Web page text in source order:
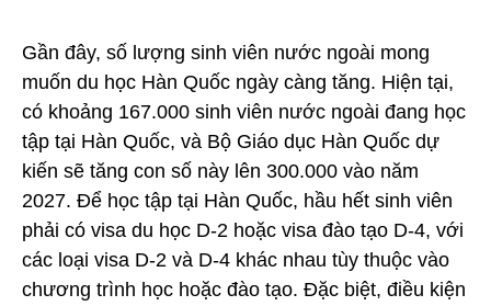
Gần đây, số lượng sinh viên nước ngoài mong
muốn du học Hàn Quốc ngày càng tăng. Hiện tại,
có khoảng 167.000 sinh viên nước ngoài đang học
tập tại Hàn Quốc, và Bộ Giáo dục Hàn Quốc dự
kiến sẽ tăng con số này lên 300.000 vào năm
2027. Để học tập tại Hàn Quốc, hầu hết sinh viên
phải có visa du học D-2 hoặc visa đào tạo D-4, với
các loại visa D-2 và D-4 khác nhau tùy thuộc vào
chương trình học hoặc đào tạo. Đặc biệt, điều kiện